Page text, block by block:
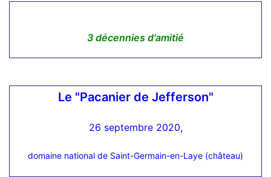
3 décennies d'amitié
Le "Pacanier de Jefferson"
26 septembre 2020,
domaine national de Saint-Germain-en-Laye (château)